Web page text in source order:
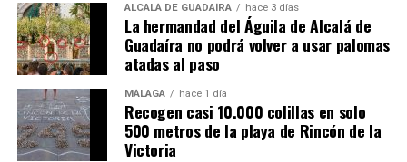
ALCALÁ DE GUADAÍRA hace 3 días
La hermandad del Águila de Alcalá de
Guadaíra no podrá volver a usar palomas
atadas al paso
MÁLAGA hace 1 día
Recogen casi 10.000 colillas en solo
500 metros de la playa de Rincón de la
Victoria